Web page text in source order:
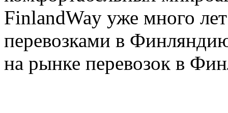
FinlandWay уже много
перевозками в
на рынке перевозок в